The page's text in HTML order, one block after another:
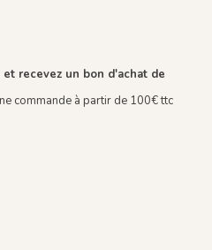
recevez un bon d'achat de
commande à partir de 100€ ttc